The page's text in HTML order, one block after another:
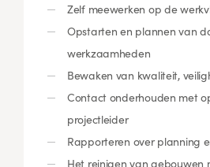
Zelf meewerken op de
Opstarten en plannen van
werkzaamheden
Bewaken van kwaliteit,
Contact onderhouden met
projectleider
Rapporteren over planning
Het reinigen van gebouwen